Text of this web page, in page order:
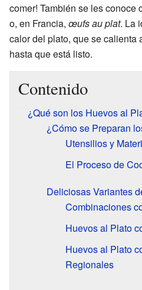
comer! También se les conoce
o, en Francia, œufs au plat. La
calor del plato, que se calienta
hasta que está listo.
Contenido
¿Qué son los Huevos al
¿Cómo se Preparan
Utensilios y
El Proceso de
Deliciosas Variantes
Combinaciones
Huevos al Plato
Huevos al Plato
Regionales